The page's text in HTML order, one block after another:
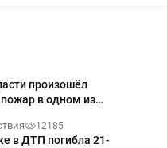
произошёл
в одном из
12185
в ДТП погибла 21-